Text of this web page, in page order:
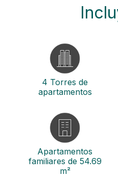
4 Torres de
apartamentos
Apartamentos
familiares de 54.69
m²